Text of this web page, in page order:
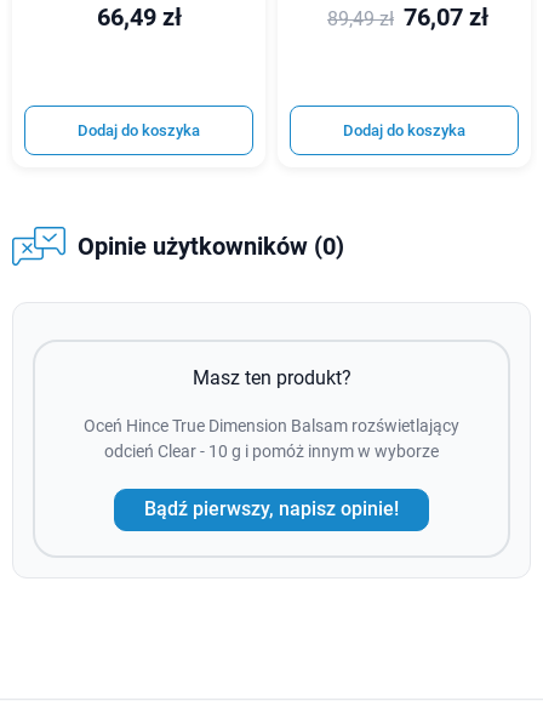
66,49 zł
Dodaj do koszyka
89,49 zł 76,07 zł
Dodaj do koszyka
Opinie użytkowników (0)
Masz ten produkt?
Oceń Hince True Dimension Balsam rozświetlający
odcień Clear - 10 g i pomóż innym w wyborze
Bądź pierwszy, napisz opinie!